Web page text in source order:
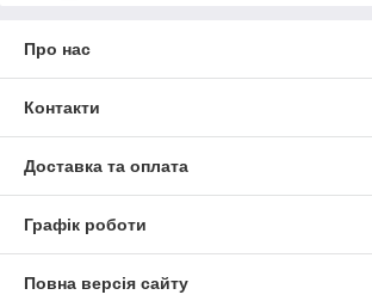
Про нас
Контакти
Доставка та оплата
Графік роботи
Повна версія сайту